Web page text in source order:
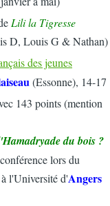
Lili la Tigresse
D, Louis G & Nathan)
des jeunes
(Essonne), 14-17
143 points (mention
du bois ?
lors du
l'Université d'Angers